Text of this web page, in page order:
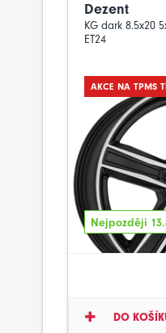
Dezent
KG dark 8.5x20
ET24
AKCE NA TPMS
Nejpozději
DO